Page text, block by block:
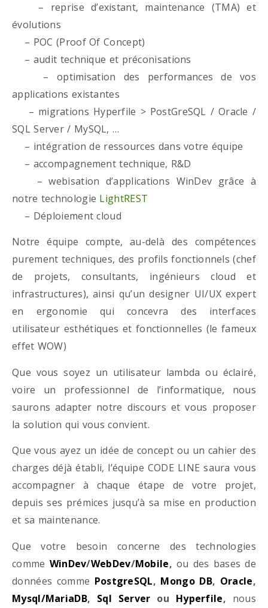
– reprise d’existant, maintenance (TMA) et
évolutions
– POC (Proof Of Concept)
– audit technique et préconisations
– optimisation des performances de vos
applications existantes
– migrations Hyperfile > PostGreSQL / Oracle /
SQL Server / MySQL, …
– intégration de ressources dans votre équipe
– accompagnement technique, R&D
– webisation d’applications WinDev grâce à
notre technologie LightREST
– Déploiement cloud
Notre équipe compte, au-delà des compétences
purement techniques, des profils fonctionnels (chef
de projets, consultants, ingénieurs cloud et
infrastructures), ainsi qu’un designer UI/UX expert
en ergonomie qui concevra des interfaces
utilisateur esthétiques et fonctionnelles (le fameux
effet WOW)
Que vous soyez un utilisateur lambda ou éclairé,
voire un professionnel de l’informatique, nous
saurons adapter notre discours et vous proposer
la solution qui vous convient.
Que vous ayez un idée de concept ou un cahier des
charges déjà établi, l’équipe CODE LINE saura vous
accompagner à chaque étape de votre projet,
depuis ses prémices jusqu’à sa mise en production
et sa maintenance.
Que votre besoin concerne des technologies
comme WinDev/WebDev/Mobile, ou des bases de
données comme PostgreSQL, Mongo DB, Oracle,
Mysql/MariaDB, Sql Server ou Hyperfile, nous